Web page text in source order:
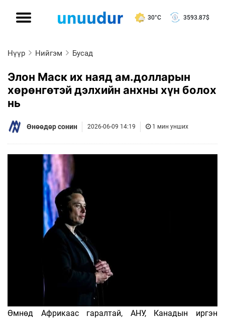
30°C 3593.87$
Нүүр Нийгэм Бусад
Элон Маск их наяд ам.долларын
хөрөнгөтэй дэлхийн анхны хүн болох
нь
Өнөөдөр сонин 2026-06-09 14:19 1 мин унших
Өмнөд Африкаас гаралтай, АНУ, Канадын иргэн